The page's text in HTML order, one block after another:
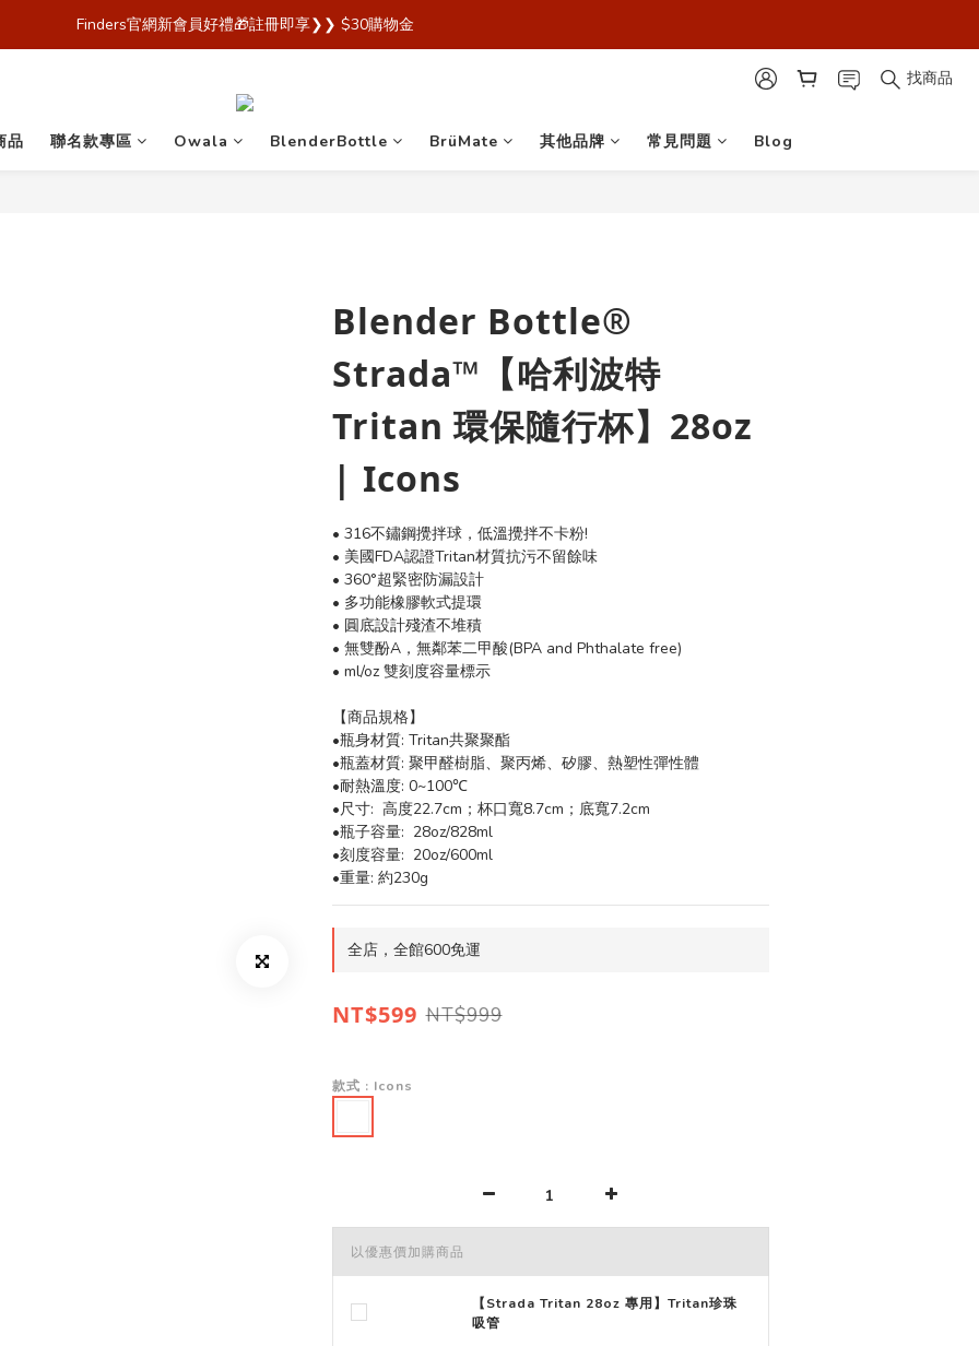
Finders🎉【Blender Bottle x Owala 台灣官方代理直營商城，購買最安心！】
Finders官網新會員好禮🎁註冊即享❯❯ $30購物金
找商品
品 聯名款專區 Owala BlenderBottle BrüMate 其他品牌 常見問題 Blog
Blender Bottle®
Strada™【哈利波特
Tritan 環保隨行杯】28oz
| Icons
• 316不鏽鋼攪拌球，低溫攪拌不卡粉!
• 美國FDA認證Tritan材質抗污不留餘味
• 360°超緊密防漏設計
• 多功能橡膠軟式提環
• 圓底設計殘渣不堆積
• 無雙酚A，無鄰苯二甲酸(BPA and Phthalate free)
• ml/oz 雙刻度容量標示
【商品規格】
•瓶身材質: Tritan共聚聚酯
•瓶蓋材質: 聚甲醛樹脂、聚丙烯、矽膠、熱塑性彈性體
•耐熱溫度: 0~100℃
•尺寸:  高度22.7cm；杯口寬8.7cm；底寬7.2cm
•瓶子容量:  28oz/828ml
•刻度容量:  20oz/600ml
•重量: 約230g
全店，全館600免運
NT$599 NT$999
款式 : Icons
以優惠價加購商品
【Strada Tritan 28oz 專用】Tritan珍珠
吸管